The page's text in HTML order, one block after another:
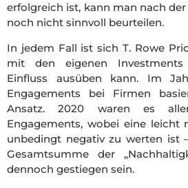
erfolgreich ist, kann man nach
noch nicht sinnvoll beurteilen.
In jedem Fall ist sich T. Rowe
mit den eigenen Investments
Einfluss ausüben kann. Im
Engagements bei Firmen
Ansatz. 2020 waren es
Engagements, wobei eine leicht
unbedingt negativ zu werten ist
Gesamtsumme der
dennoch gestiegen sein.